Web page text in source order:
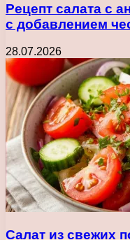
Рецепт салата с
с добавлением
28.07.2026
Салат из свежих